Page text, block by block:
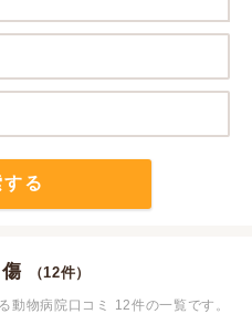
る
（12件）
動物病院口コミ 12件の一覧です。